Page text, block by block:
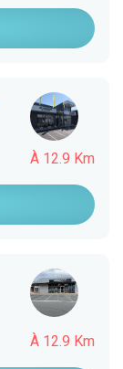
À 12.9 Km
À 12.9 Km